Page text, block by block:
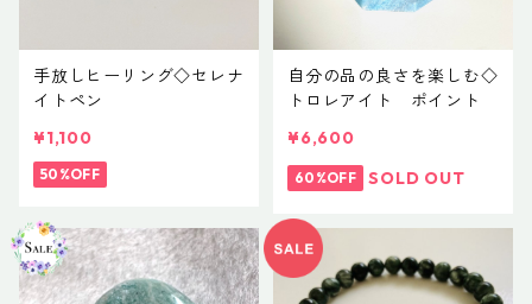
手放しヒーリング◇セレナ
イトペン
¥1,100
50%OFF
自分の品の良さを楽しむ◇
トロレアイト ポイント
¥6,600
60%OFF SOLD OUT